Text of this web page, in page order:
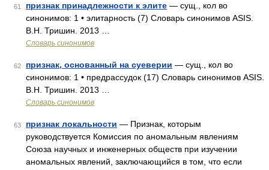
61 признак принадлежности к элите — сущ., кол во
синонимов: 1 • элитарность (7) Словарь синонимов ASIS.
В.Н. Тришин. 2013 …
Словарь синонимов
62 признак, основанный на суеверии — сущ., кол во
синонимов: 1 • предрассудок (17) Словарь синонимов ASIS.
В.Н. Тришин. 2013 …
Словарь синонимов
63 признак локальности — Признак, которым
руководствуется Комиссия по аномальным явлениям
Союза научных и инженерных обществ при изучении
аномальных явлений, заключающийся в том, что если